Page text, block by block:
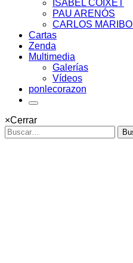
ISABEL COIXET
PAU ARENÓS
CARLOS
Cartas
Zenda
Multimedia
Galerías
Vídeos
ponlecorazon
×Cerrar